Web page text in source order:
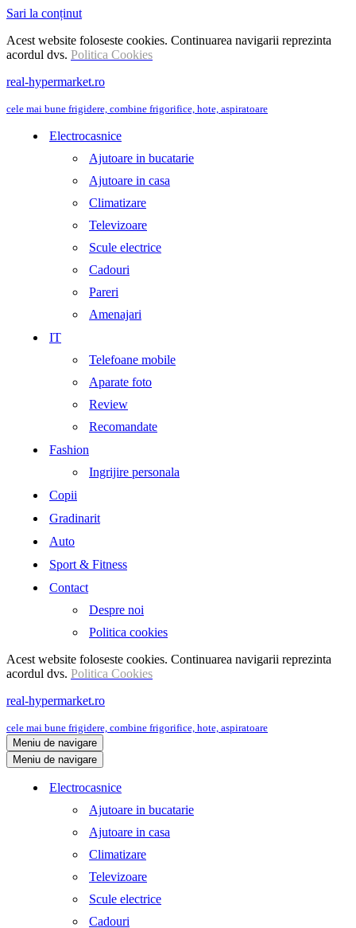
Sari la conținut
Acest website foloseste cookies. Continuarea navigarii reprezinta
acordul dvs. Politica Cookies
real-hypermarket.ro
cele mai bune frigidere, combine frigorifice, hote, aspiratoare
Electrocasnice
Ajutoare in bucatarie
Ajutoare in casa
Climatizare
Televizoare
Scule electrice
Cadouri
Pareri
Amenajari
IT
Telefoane mobile
Aparate foto
Review
Recomandate
Fashion
Ingrijire personala
Copii
Gradinarit
Auto
Sport & Fitness
Contact
Despre noi
Politica cookies
Acest website foloseste cookies. Continuarea navigarii reprezinta
acordul dvs. Politica Cookies
real-hypermarket.ro
cele mai bune frigidere, combine frigorifice, hote, aspiratoare
Meniu de navigare
Meniu de navigare
Electrocasnice
Ajutoare in bucatarie
Ajutoare in casa
Climatizare
Televizoare
Scule electrice
Cadouri